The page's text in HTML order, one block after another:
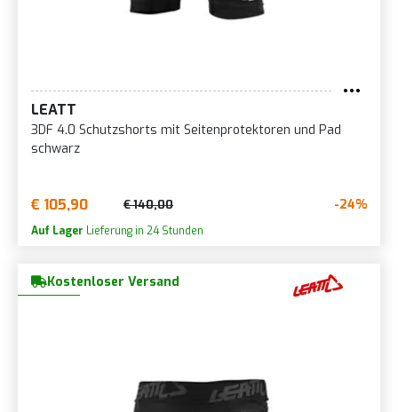
LEATT
3DF 4.0 Schutzshorts mit Seitenprotektoren und Pad
schwarz
€ 105,90 € 140,00 -24%
Auf Lager Lieferung in 24 Stunden
Kostenloser Versand